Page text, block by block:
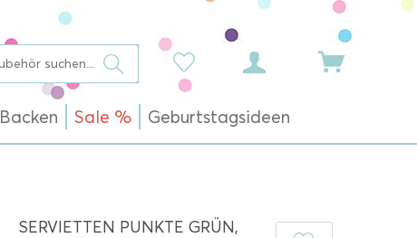
Backen Sale % Geburtstagsideen
SERVIETTEN PUNKTE GRÜN,